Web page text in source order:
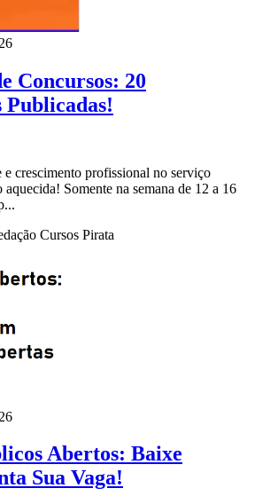
Concursos: 20
e crescimento profissional no serviço
Somente na semana de 12 a 16
Cursos Pirata
Abertos: Baixe
Sua Vaga!